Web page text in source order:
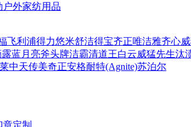
户外家纺用品
飞利浦得力悠米舒洁得宝齐正唯洁雅齐心
蓝月亮斧头牌洁霸清道王白云威猛先生汰
中天传美奇正安格耐特(Agnite)苏泊尔
章定制